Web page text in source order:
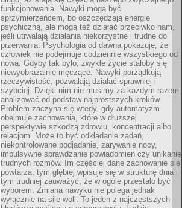
funkcjonowania. Nawyki mogą być
sprzymierzeńcem, bo oszczędzają energię
psychiczną, ale mogą też działać przeciwko nam,
jeśli utrwalają działania niekorzystne i trudne do
przerwania. Psychologia od dawna pokazuje, że
człowiek nie podejmuje codziennie wszystkiego od
nowa. Gdyby tak było, zwykłe życie stałoby się
niewyobrażalnie męczące. Nawyki porządkują
rzeczywistość, pozwalają działać sprawniej i
szybciej. Dzięki nim nie musimy za każdym razem
analizować od podstaw najprostszych kroków.
Problem zaczyna się wtedy, gdy automatyzm
obejmuje zachowania, które w dłuższej
perspektywie szkodzą zdrowiu, koncentracji albo
relacjom. Może to być odkładanie zadań,
niekontrolowane podjadanie, zarywanie nocy,
impulsywne sprawdzanie powiadomień czy unikanie
trudnych rozmów. Im częściej dane zachowanie się
powtarza, tym głębiej wpisuje się w strukturę dnia i
tym trudniej zauważyć, że w ogóle przestało być
wyborem. Zmiana nawyku nie polega jednak
wyłącznie na sile woli. To jeden z najczęstszych